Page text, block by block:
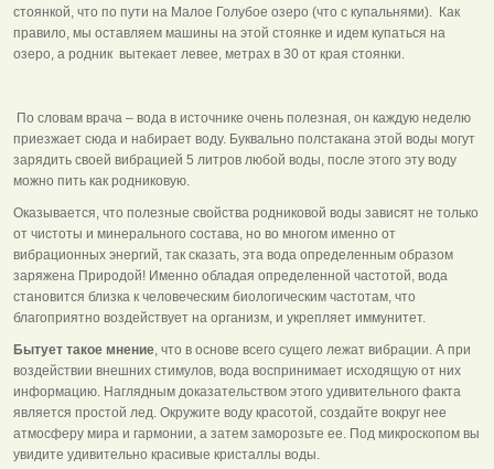
стоянкой, что по пути на Малое Голубое озеро (что с купальнями). Как
правило, мы оставляем машины на этой стоянке и идем купаться на
озеро, а родник вытекает левее, метрах в 30 от края стоянки.
По словам врача – вода в источнике очень полезная, он каждую неделю
приезжает сюда и набирает воду. Буквально полстакана этой воды могут
зарядить своей вибрацией 5 литров любой воды, после этого эту воду
можно пить как родниковую.
Оказывается, что полезные свойства родниковой воды зависят не только
от чистоты и минерального состава, но во многом именно от
вибрационных энергий, так сказать, эта вода определенным образом
заряжена Природой! Именно обладая определенной частотой, вода
становится близка к человеческим биологическим частотам, что
благоприятно воздействует на организм, и укрепляет иммунитет.
Бытует такое мнение, что в основе всего сущего лежат вибрации. А при
воздействии внешних стимулов, вода воспринимает исходящую от них
информацию. Наглядным доказательством этого удивительного факта
является простой лед. Окружите воду красотой, создайте вокруг нее
атмосферу мира и гармонии, а затем заморозьте ее. Под микроскопом вы
увидите удивительно красивые кристаллы воды.